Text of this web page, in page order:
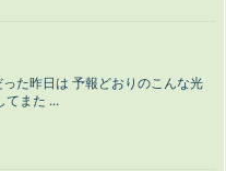
た昨日は 予報どおりのこんな光
また ...